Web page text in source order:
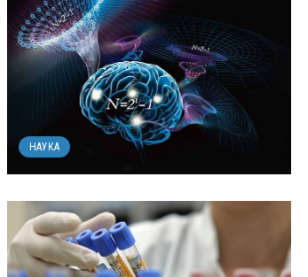
НАУКА